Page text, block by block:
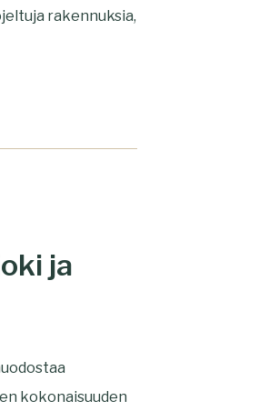
rakennuksia,
ja
kokonaisuuden